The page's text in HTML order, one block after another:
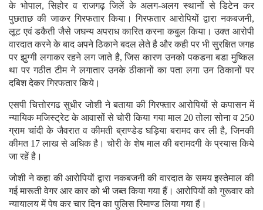
के भोपाल, सिहोर व राजगढ़ जिलें के अलग-अलग स्थानों से डिटेन कर
पुछताछ की जाकर गिरफतार किया। गिरफतार आरोपियों द्वारा नकबजनी,
लूट एवं डकैती जैसे जघन्य अपराध कारित करना कबुल किया। उक्त आरोपी
वारदात करने के बाद अपने ठिकाने बदल लेते है और कही पर भी सुरक्षित जगह
पर झुग्गी लगाकर रहने लग जाते है, जिस कारण उनको पकडना बडा मुष्किल
था पर गठीत टीम ने लगातार उनके ठीकानों का पता लगा उन ठिकानों पर
दबिश देकर गिरफतार किये।
एसपी चित्तोरगढ सुधीर जोशी ने बताया की गिरफ्तार आरोपियों से कपासन में
न्यायिक मजिस्ट्रेट के आवासों से चोरी किया गया माल 20 तोला सोना व 250
ग्राम चांदी के जैवरात व कीमती ब्राण्डेड घड़िया बरामद कर ली है, जिनकी
कीमत 17 लाख से अधिक है। चोरी के शेष माल की बरामदगी के प्रयास किये
जा रहें है।
जोशी ने कहा की आरोपियों द्वारा नकबजनी की वारदात के समय इस्तेमाल की
गई मारूती वेगर आर कार को भी जब्त किया गया हैं। आरोपियों को गुरूवार को
न्यायालय में पेष कर चार दिन का पुलिस रिमाण्ड लिया गया हैं।